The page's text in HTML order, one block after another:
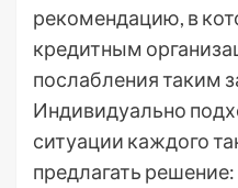
рекомендацию, в
кредитным
послабления таким
Индивидуально
ситуации каждого
предлагать